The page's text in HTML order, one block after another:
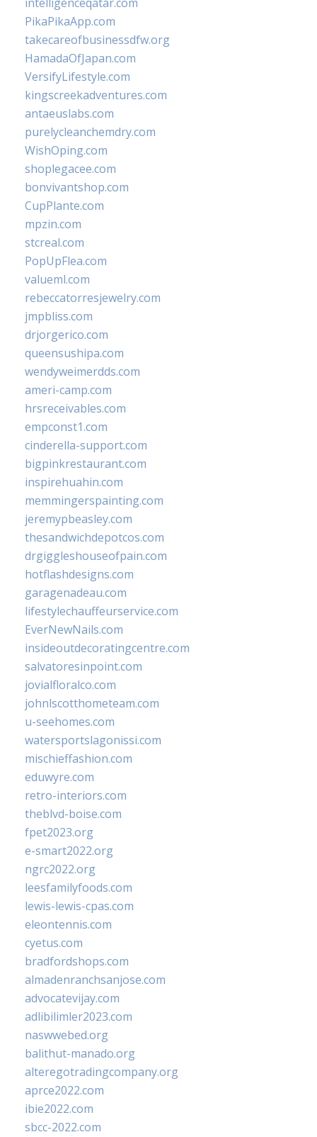
PikaPikaApp.com
takecareofbusinessdfw.org
HamadaOfJapan.com
VersifyLifestyle.com
kingscreekadventures.com
antaeuslabs.com
purelycleanchemdry.com
WishOping.com
shoplegacee.com
bonvivantshop.com
CupPlante.com
mpzin.com
stcreal.com
PopUpFlea.com
valueml.com
rebeccatorresjewelry.com
jmpbliss.com
drjorgerico.com
queensushipa.com
wendyweimerdds.com
ameri-camp.com
hrsreceivables.com
empconst1.com
cinderella-support.com
bigpinkrestaurant.com
inspirehuahin.com
memmingerspainting.com
jeremypbeasley.com
thesandwichdepotcos.com
drgiggleshouseofpain.com
hotflashdesigns.com
garagenadeau.com
lifestylechauffeurservice.com
EverNewNails.com
insideoutdecoratingcentre.com
salvatoresinpoint.com
jovialfloralco.com
johnlscotthometeam.com
u-seehomes.com
watersportslagonissi.com
mischieffashion.com
eduwyre.com
retro-interiors.com
theblvd-boise.com
fpet2023.org
e-smart2022.org
ngrc2022.org
leesfamilyfoods.com
lewis-lewis-cpas.com
eleontennis.com
cyetus.com
bradfordshops.com
almadenranchsanjose.com
advocatevijay.com
adlibilimler2023.com
naswwebed.org
balithut-manado.org
alteregotradingcompany.org
aprce2022.com
ibie2022.com
sbcc-2022.com